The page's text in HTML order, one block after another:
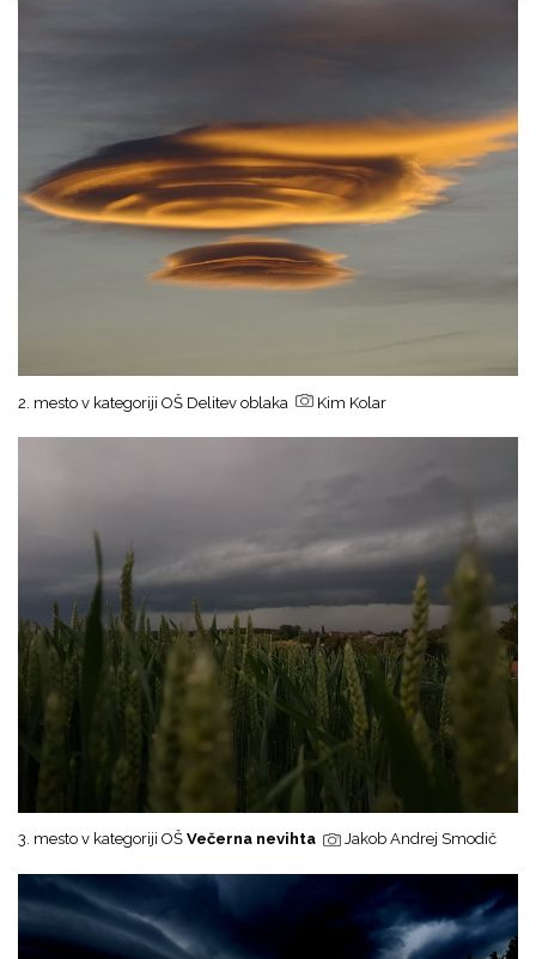
2. mesto v kategoriji OŠ Delitev oblaka Kim Kolar
3. mesto v kategoriji OŠ Večerna nevihta Jakob Andrej Smodič